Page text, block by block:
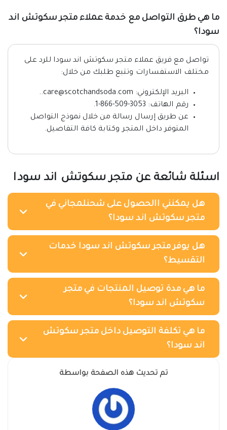
ما هي طرق التواصل مع خدمة عملاء متجر سكوتش اند
سودا؟
تواصل مع فريق عملاء متجر سكوتش اند سودا للرد على
مختلف الاستفسارات وتتبع طلبك من خلال:
البريد الإلكتروني: care@scotchandsoda.com..
رقم الهاتف: 3053-509-866-1.
عن طريق إرسال رسالة من خلال نموذج التواصل
المتوفر داخل المتجر وكتابة كافة التفاصيل.
اسئلة شائعة عن متجر سكوتش اند سودا
هل يمكنني االحصول على شحنلمجاني في
متجر سكوتش اند سودا؟
هل يوفر متجر سكوتش اند سودا خدمات
التقسيط؟
ما هي مدة توصيل المنتجات في متجر
سكوتش اند سودا؟
ما هي تكلفة التوصيل داخل متجر سكوتش
اند سودا؟
تم تحديث هذه الصفحة بواسطة